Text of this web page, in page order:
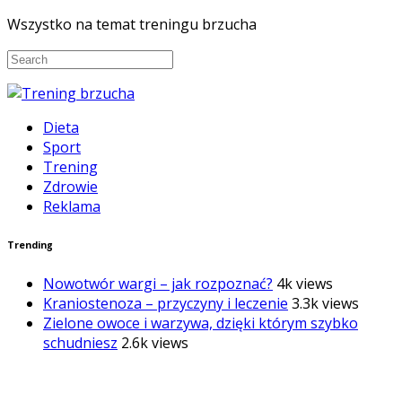
Wszystko na temat treningu brzucha
Dieta
Sport
Trening
Zdrowie
Reklama
Trending
Nowotwór wargi – jak rozpoznać? 4k views
Kraniostenoza – przyczyny i leczenie 3.3k views
Zielone owoce i warzywa, dzięki którym szybko
schudniesz 2.6k views